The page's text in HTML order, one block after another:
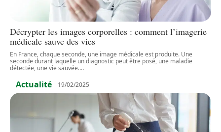
Décrypter les images corporelles : comment l’imagerie
médicale sauve des vies
En France, chaque seconde, une image médicale est produite. Une
seconde durant laquelle un diagnostic peut être posé, une maladie
détectée, une vie sauvée.…
Actualité 19/02/2025